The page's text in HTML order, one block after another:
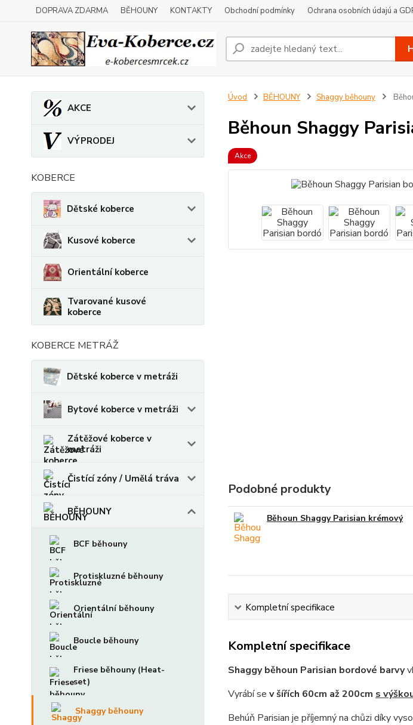
DOPRAVA ZDARMA BĚHOUNY KONTAKTY Obchodní podmínky Ochrana osobních údajú a
AKCE
VÝPRODEJ
KOBERCE
Dětské koberce
Kusové koberce
Orientální koberce
Tvarované kusové
koberce
KOBERCE METRÁŽ
Dětské koberce v metráži
Bytové koberce v metráži
Zátěžové koberce v
metráži
Čistící zóny / Umělá tráva
BĚHOUNY
BCF běhouny
Protiskluzné běhouny
Orientální běhouny
Boucle běhouny
Friese běhouny (Heat-
set)
Shaggy běhouny
Úvod BĚHOUNY Shaggy běhouny
Běhoun Shaggy
Akce
Podobné produkty
Běhoun Shaggy Parisian krémový
Kompletní specifikace
Kompletní specifikace
Shaggy běhoun Parisian bordové barvy
Vyrábí se v šířích 60cm až 200cm s
Behúň Parisian je příjemný na chůzi díky